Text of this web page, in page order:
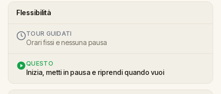
Flessibilità
TOUR GUIDATI
Orari fissi e nessuna pausa
QUESTO
Inizia, metti in pausa e riprendi quando vuoi